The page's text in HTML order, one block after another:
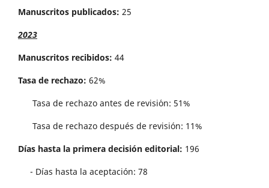
Manuscritos publicados: 25
2023
Manuscritos recibidos: 44
Tasa de rechazo: 62%
Tasa de rechazo antes de revisi´on: 51%
Tasa de rechazo después de revisión: 11%
Días hasta la primera decisión editorial: 196
- Días hasta la aceptación: 78